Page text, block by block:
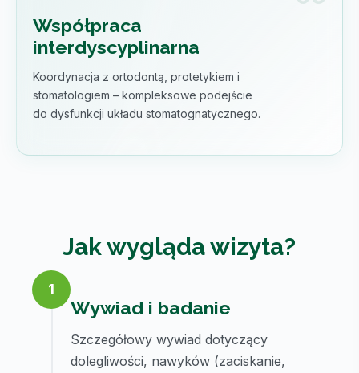
Współpraca
interdyscyplinarna
Koordynacja z ortodontą, protetykiem i
stomatologiem – kompleksowe podejście
do dysfunkcji układu stomatognatycznego.
Jak wygląda wizyta?
1
Wywiad i badanie
Szczegółowy wywiad dotyczący
dolegliwości, nawyków (zaciskanie,